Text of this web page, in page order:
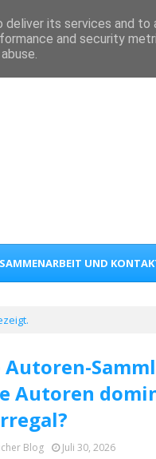
UND
Autoren-
Autoren
Blog Juli 30, 2026
its services and to
and security